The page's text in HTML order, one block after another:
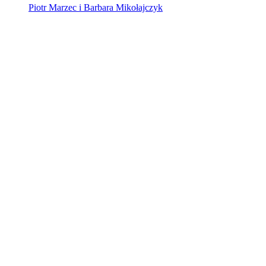
Piotr Marzec i Barbara Mikołajczyk